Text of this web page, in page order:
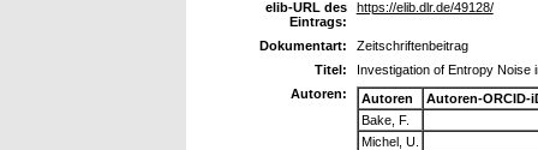
elib-URL des
Eintrags:
https://elib.dlr.de/49128/
Dokumentart:
Zeitschriftenbeitrag
Titel:
Investigation of Entropy Noise
Autoren:
Autoren
Autoren-ORCID-
Bake, F.
Michel, U.